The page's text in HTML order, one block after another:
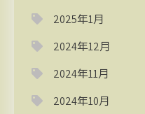
2025年1月
2024年12月
2024年11月
2024年10月